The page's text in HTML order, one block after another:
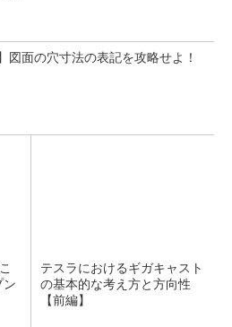
図面の穴寸法の表記を攻略せよ！
ン
テスラにおけるギガキャスト
の基本的な考え方と方向性
【前編】